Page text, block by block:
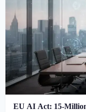
EU AI Act: 15-